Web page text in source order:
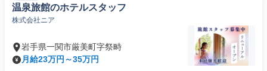
温泉旅館のホテルスタッフ
株式会社ニア
岩手県一関市厳美町字祭畤
月給23万円～35万円